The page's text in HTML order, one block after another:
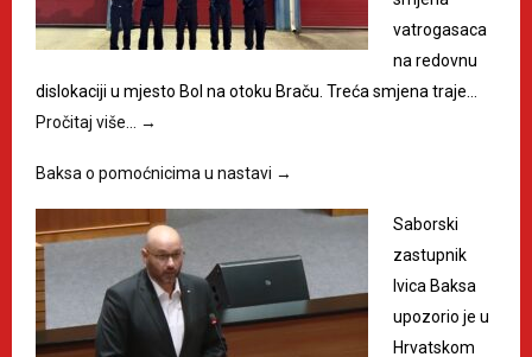
vatrogasaca
na redovnu
dislokaciji u mjesto Bol na otoku Braču. Treća smjena traje…
Pročitaj više… →
Baksa o pomoćnicima u nastavi →
Saborski
zastupnik
Ivica Baksa
upozorio je u
Hrvatskom